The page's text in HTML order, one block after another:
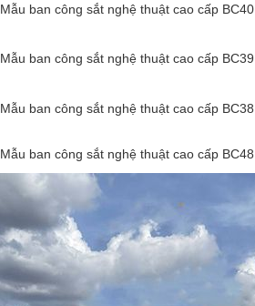
Mẫu ban công sắt nghệ thuật cao cấp BC40
Mẫu ban công sắt nghệ thuật cao cấp BC39
Mẫu ban công sắt nghệ thuật cao cấp BC38
Mẫu ban công sắt nghệ thuật cao cấp BC48